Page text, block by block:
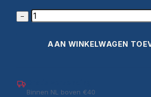
−
AAN WINKELWAGEN
Binnen NL boven €40